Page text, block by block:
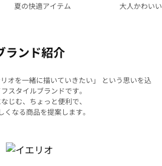
夏の快適アイテム 大人かわい
ランド紹介
オを一緒に描いていきたい」 という思いを込
スタイルブランドです。
じむ、ちょっと便利で、
くなる商品を提案します。